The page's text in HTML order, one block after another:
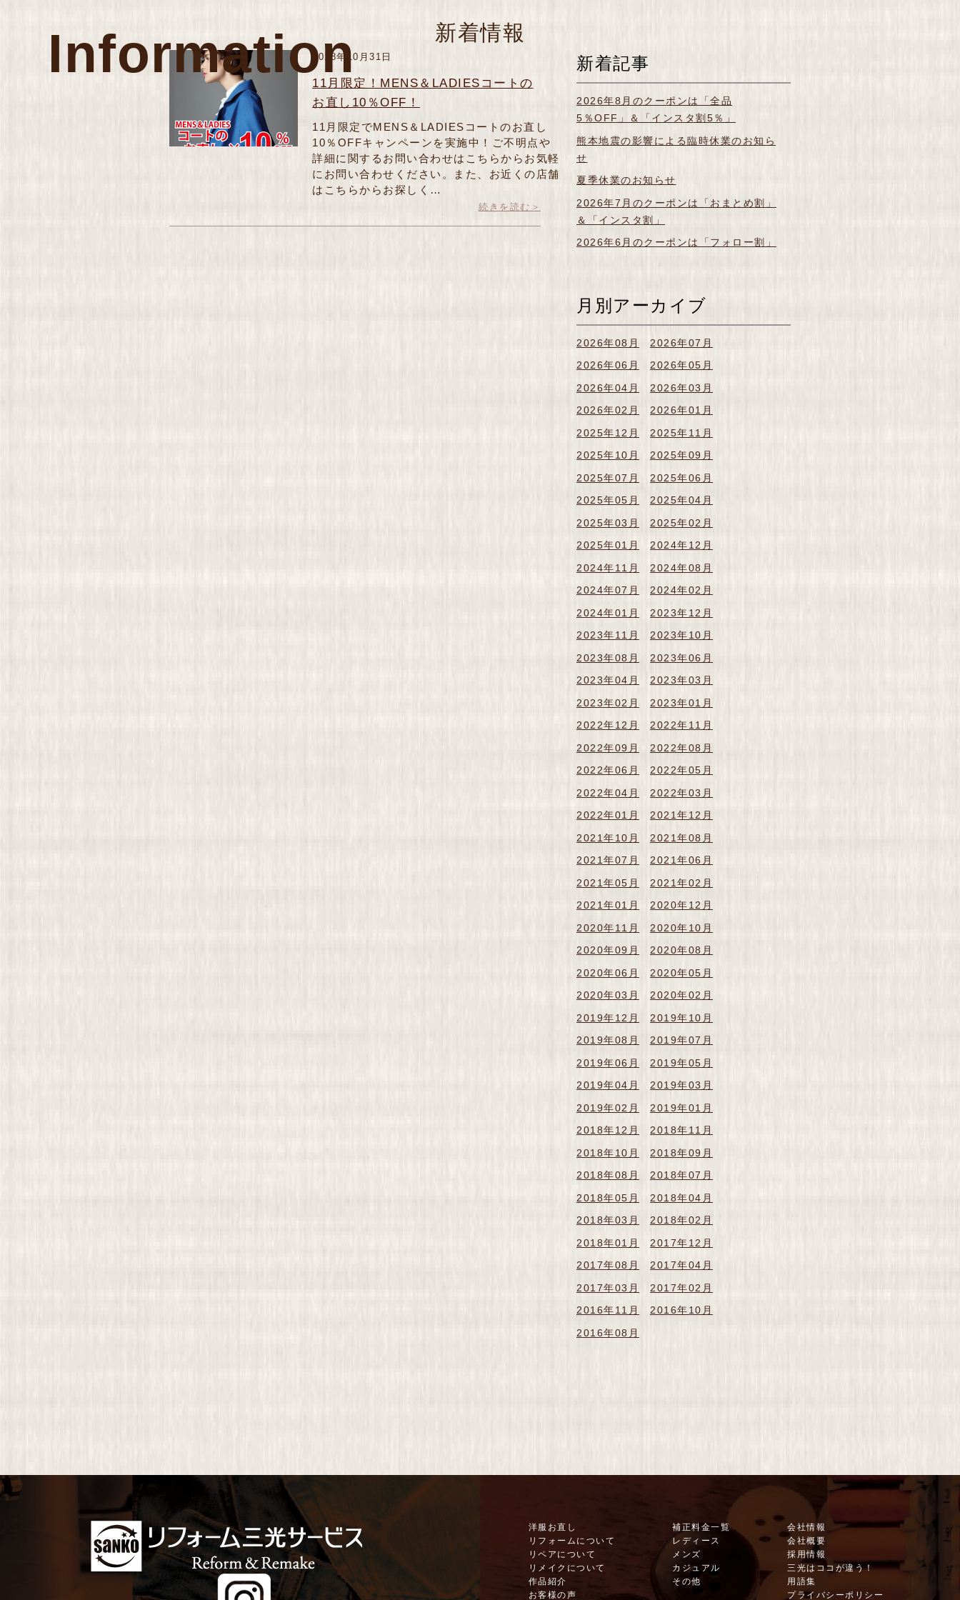
Information 新着情報
2018年10月31日
11月限定！MENS＆LADIESコートの
お直し10％OFF！
11月限定でMENS＆LADIESコートのお直し
10％OFFキャンペーンを実施中！ご不明点や
詳細に関するお問い合わせはこちらからお気軽
にお問い合わせください。また、お近くの店舗
はこちらからお探しく…
続きを読む＞
新着記事
2026年8月のクーポンは「全品
5％OFF」＆「インスタ割5％」
熊本地震の影響による臨時休業のお知ら
せ
夏季休業のお知らせ
2026年7月のクーポンは「おまとめ割」
＆「インスタ割」
2026年6月のクーポンは「フォロー割」
月別アーカイブ
2026年08月
2026年07月
2026年06月
2026年05月
2026年04月
2026年03月
2026年02月
2026年01月
2025年12月
2025年11月
2025年10月
2025年09月
2025年07月
2025年06月
2025年05月
2025年04月
2025年03月
2025年02月
2025年01月
2024年12月
2024年11月
2024年08月
2024年07月
2024年02月
2024年01月
2023年12月
2023年11月
2023年10月
2023年08月
2023年06月
2023年04月
2023年03月
2023年02月
2023年01月
2022年12月
2022年11月
2022年09月
2022年08月
2022年06月
2022年05月
2022年04月
2022年03月
2022年01月
2021年12月
2021年10月
2021年08月
2021年07月
2021年06月
2021年05月
2021年02月
2021年01月
2020年12月
2020年11月
2020年10月
2020年09月
2020年08月
2020年06月
2020年05月
2020年03月
2020年02月
2019年12月
2019年10月
2019年08月
2019年07月
2019年06月
2019年05月
2019年04月
2019年03月
2019年02月
2019年01月
2018年12月
2018年11月
2018年10月
2018年09月
2018年08月
2018年07月
2018年05月
2018年04月
2018年03月
2018年02月
2018年01月
2017年12月
2017年08月
2017年04月
2017年03月
2017年02月
2016年11月
2016年10月
2016年08月
洋服お直し
リフォームについて
リペアについて
リメイクについて
作品紹介
お客様の声
補正料金一覧
レディース
メンズ
カジュアル
その他
会社情報
会社概要
採用情報
三光はココが違う！
用語集
プライバシーポリシー